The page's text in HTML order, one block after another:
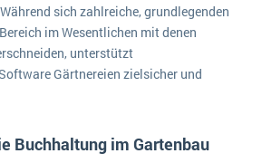
sich zahlreiche, grundlegenden
im Wesentlichen mit denen
unterstützt
Gärtnereien zielsicher und
Buchhaltung im Gartenbau